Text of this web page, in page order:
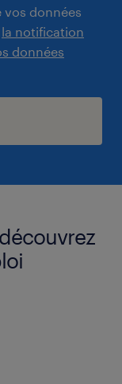
vos données
la notification
données